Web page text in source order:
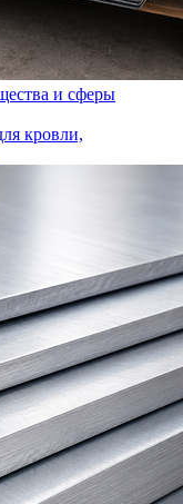
и сферы
кровли,